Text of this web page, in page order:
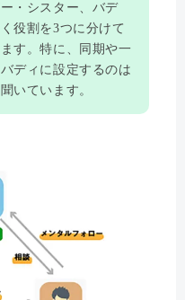
・シスター、バデ
役割を3つに分けて
す。特に、同期や一
ディに設定するのは
いています。